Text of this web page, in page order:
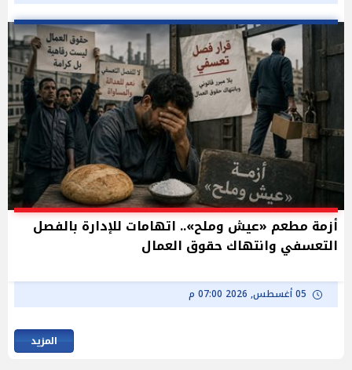
أزمة مطعم «عيش وملح».. اتهامات للإدارة بالفصل
التعسفي وانتهاك حقوق العمال
05 أغسطس, 2026 07:00 م
المزيد